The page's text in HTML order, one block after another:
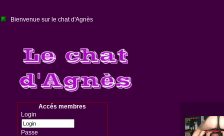
Bienvenue sur le chat d'Agnès
Accés membres
Login
Passe